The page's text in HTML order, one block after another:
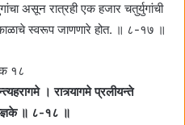
असून रात्रही एक हजार चतुर्युगांची
स्वरूप जाणणारे होत. ॥ ८-१७ ॥
१८
। रात्र्यागमे प्रलीयन्ते
॥ ८-१८ ॥